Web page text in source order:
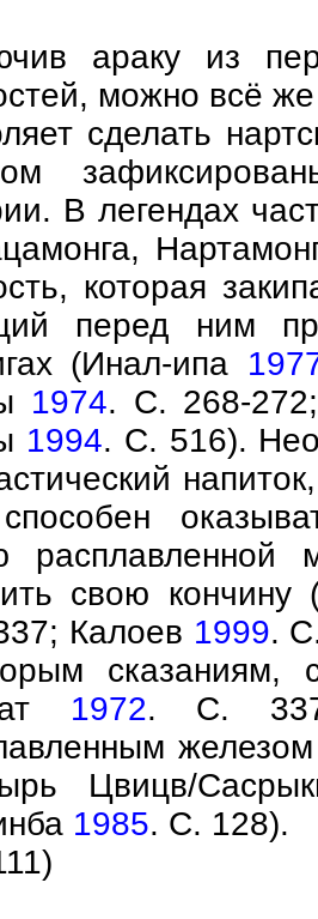
араку из
можно всё
сделать
В легендах
которая
перед ним
(Инал-ипа
1974. С. 268-
1994. С. 516).
расплавленной
свою кончину
Калоев 1999.
сказаниям,
1972. С.
Цвицв/
1985. С. 128).